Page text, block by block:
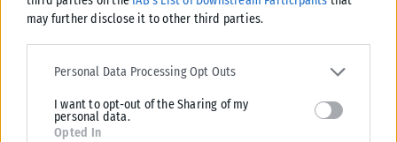
may further disclose it to other third parties.
Please note that this website/app uses one or more Google
services and may gather and store information including but not
deny consent to Google and its third-party tags to use your data
for below specified purposes in below Google consent section.
Personal Data Processing Opt Outs
I want to opt-out of the Sharing of my
personal data.
Opted In